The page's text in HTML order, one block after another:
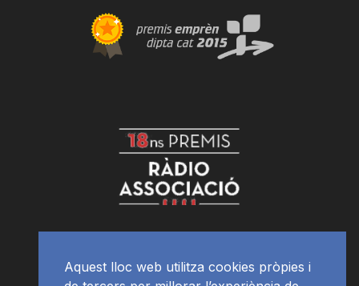
Aquest lloc web utilitza cookies pròpies i